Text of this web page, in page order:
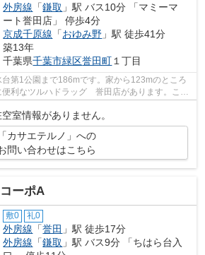
外房線 「鎌取 」駅 バス10分 「マミーマ
ート誉田店」 停歩4分
京成千原線 「おゆみ野 」駅 徒歩41分
築13年
千葉県千葉市緑区誉田町 １丁目
台第1公園まで186mです。家から123mのところ
利なツルハドラッグ 誉田店があります。こち
あります。周...
室情報がありません。
「カサエテルノ」への
問い合わせはこちら
ーポA
敷0 礼0
外房線 「誉田 」駅 徒歩17分
外房線 「鎌取 」駅 バス9分 「ちはら台入